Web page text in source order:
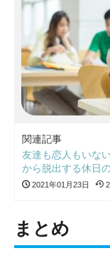
関連記事
友達も恋人もいな
から脱出する休日
2021年01月23日
まとめ